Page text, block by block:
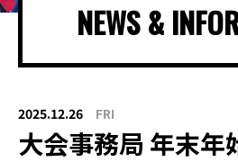
NEWS &
2025.12.26 FRI
大会事務局 年末年